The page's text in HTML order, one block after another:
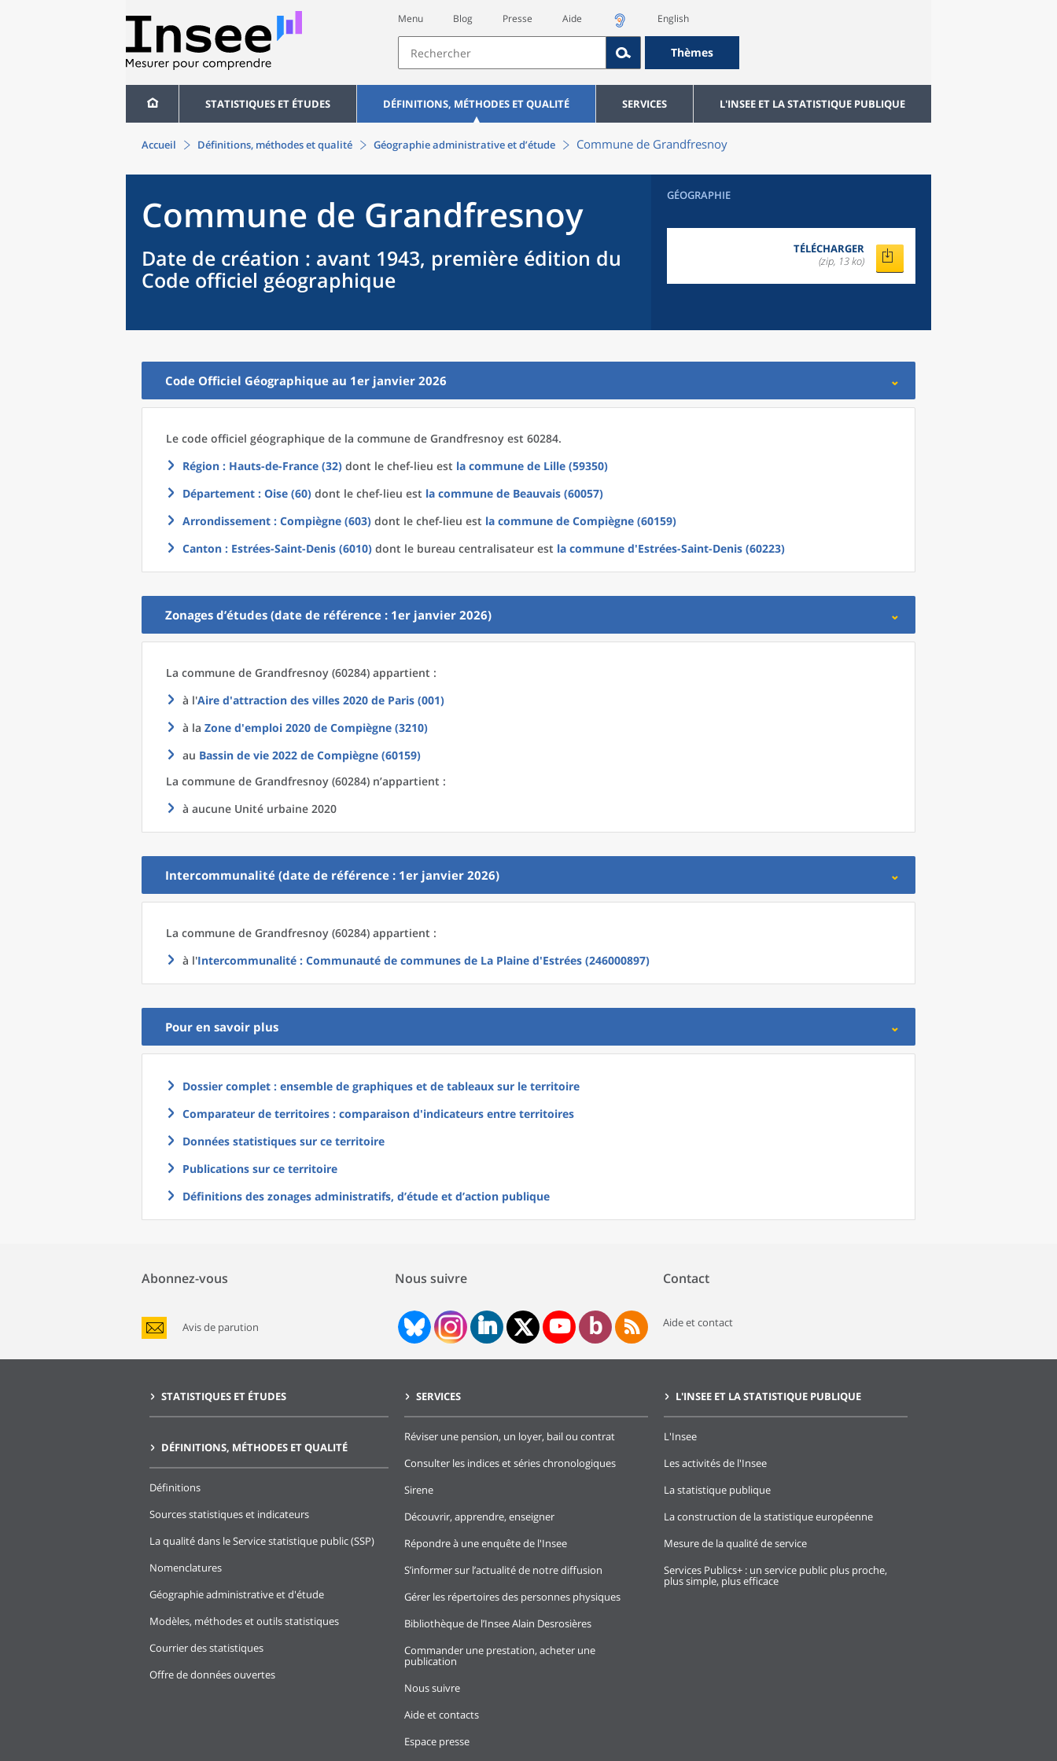
Menu Blog Presse Aide English
Thèmes
STATISTIQUES ET ÉTUDES DÉFINITIONS, MÉTHODES ET QUALITÉ SERVICES L'INSEE ET LA STATISTIQUE PUBLIQUE
Accueil Définitions, méthodes et qualité Géographie administrative et d’étude Commune de Grandfresnoy
Commune de Grandfresnoy
Date de création : avant 1943, première édition du
Code officiel géographique
GÉOGRAPHIE
TÉLÉCHARGER
(zip, 13 ko)
Code Officiel Géographique au 1er janvier 2026
Le code officiel géographique de la commune de Grandfresnoy est 60284.
Région : Hauts-de-France (32) dont le chef-lieu est la commune de Lille (59350)
Département : Oise (60) dont le chef-lieu est la commune de Beauvais (60057)
Arrondissement : Compiègne (603) dont le chef-lieu est la commune de Compiègne (60159)
Canton : Estrées-Saint-Denis (6010) dont le bureau centralisateur est la commune d'Estrées-Saint-Denis (60223)
Zonages d’études (date de référence : 1er janvier 2026)
La commune de Grandfresnoy (60284) appartient :
à l'Aire d'attraction des villes 2020 de Paris (001)
à la Zone d'emploi 2020 de Compiègne (3210)
au Bassin de vie 2022 de Compiègne (60159)
La commune de Grandfresnoy (60284) n’appartient :
à aucune Unité urbaine 2020
Intercommunalité (date de référence : 1er janvier 2026)
La commune de Grandfresnoy (60284) appartient :
à l'Intercommunalité : Communauté de communes de La Plaine d'Estrées (246000897)
Pour en savoir plus
Dossier complet : ensemble de graphiques et de tableaux sur le territoire
Comparateur de territoires : comparaison d'indicateurs entre territoires
Données statistiques sur ce territoire
Publications sur ce territoire
Définitions des zonages administratifs, d’étude et d’action publique
Abonnez-vous
Avis de parution
Nous suivre Contact
Aide et contact
STATISTIQUES ET ÉTUDES
DÉFINITIONS, MÉTHODES ET QUALITÉ
Définitions
Sources statistiques et indicateurs
La qualité dans le Service statistique public (SSP)
Nomenclatures
Géographie administrative et d'étude
Modèles, méthodes et outils statistiques
Courrier des statistiques
Offre de données ouvertes
SERVICES
Réviser une pension, un loyer, bail ou contrat
Consulter les indices et séries chronologiques
Sirene
Découvrir, apprendre, enseigner
Répondre à une enquête de l'Insee
S’informer sur l’actualité de notre diffusion
Gérer les répertoires des personnes physiques
Bibliothèque de l’Insee Alain Desrosières
Commander une prestation, acheter une
publication
Nous suivre
Aide et contacts
Espace presse
L'INSEE ET LA STATISTIQUE PUBLIQUE
L'Insee
Les activités de l'Insee
La statistique publique
La construction de la statistique européenne
Mesure de la qualité de service
Services Publics+ : un service public plus proche,
plus simple, plus efficace